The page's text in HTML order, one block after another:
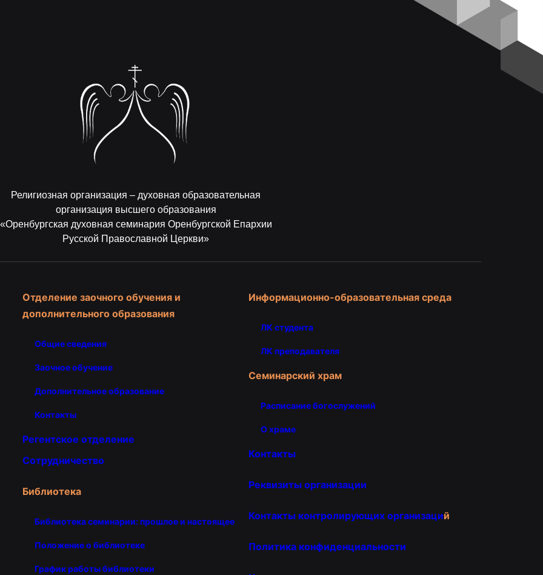
Религиозная организация – духовная образовательная
организация высшего образования
«Оренбургская духовная семинария Оренбургской Епархии
Русской Православной Церкви»
Отделение заочного обучения и
дополнительного образования
Общие сведения
Заочное обучение
Дополнительное образование
Контакты
Регентское отделение
Сотрудничество
Библиотека
Библиотека семинарии: прошлое и настоящее
Положение о библиотеке
График работы библиотеки
Информационно-образовательная среда
ЛК студента
ЛК преподавателя
Семинарский храм
Расписание богослужений
О храме
Контакты
Реквизиты организации
Контакты контролирующих организаций
Политика конфиденциальности